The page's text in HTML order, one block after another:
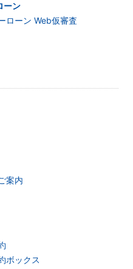
ーン
ローン Web仮審査
案内
ボックス